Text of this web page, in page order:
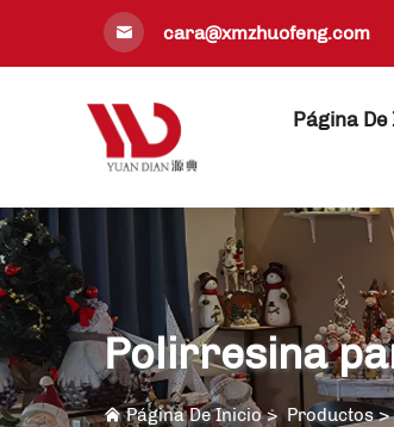
cara@xmzhuofeng.com
Página
Polirresina
Página De Inicio>Productos